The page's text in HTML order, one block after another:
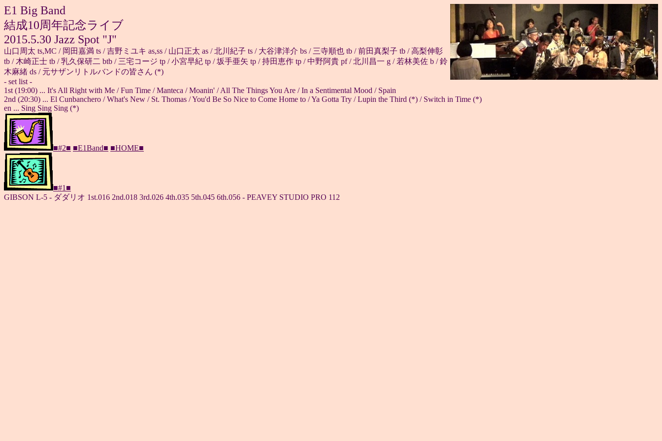
E1 Big Band
結成10周年記念ライブ
2015.5.30 Jazz Spot "J"
山口周太 ts,MC / 岡田嘉満 ts / 吉野ミユキ as,ss / 山口正太 as / 北川紀子 ts / 大谷津洋介 bs / 三寺順也 tb / 前田真梨子 tb / 高梨伸彰
tb / 木崎正士 tb / 乳久保研二 btb / 三宅コージ tp / 小宮早紀 tp / 坂手亜矢 tp / 持田恵作 tp / 中野阿貴 pf / 北川昌一 g / 若林美佐 b / 鈴
木麻緒 ds / 元サザンリトルバンドの皆さん (*)
- set list -
1st (19:00) ... It's All Right with Me / Fun Time / Manteca / Moanin' / All The Things You Are / In a Sentimental Mood / Spain
2nd (20:30) ... El Cunbanchero / What's New / St. Thomas / You'd Be So Nice to Come Home to / Ya Gotta Try / Lupin the Third (*) / Switch in Time (*)
en ... Sing Sing Sing (*)
■#2■ ■E1Band■ ■HOME■
■#1■
GIBSON L-5 - ダダリオ 1st.016 2nd.018 3rd.026 4th.035 5th.045 6th.056 - PEAVEY STUDIO PRO 112